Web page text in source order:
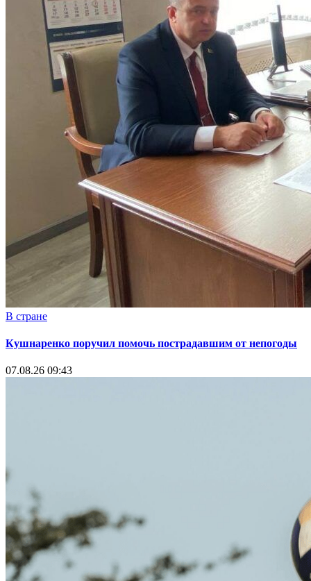
В стране
Кушнаренко поручил помочь пострадавшим от непогоды
07.08.26 09:43